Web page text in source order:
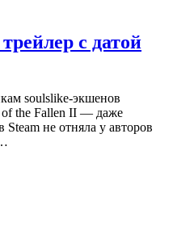
с датой
soulslike-экшенов
of the Fallen II — даже
не отняла у авторов